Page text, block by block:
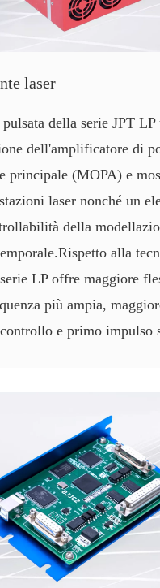
laser
della serie JPT
dell'amplificatore di
principale (MOPA) e
laser nonché un
della
alla
LP offre maggiore
più ampia,
e primo impulso